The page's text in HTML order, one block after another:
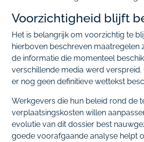
Voorzichtigheid blijft
Het is belangrijk om voorzichtig te
hierboven beschreven maatregelen
de informatie die momenteel
verschillende media werd verspreid.
er nog geen definitieve wettekst
Werkgevers die hun beleid rond de
verplaatsingskosten willen
evolutie van dit dossier best
goede voorafgaande analyse helpt